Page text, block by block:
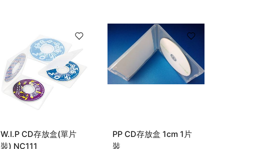
W.I.P CD存放盒(單片
裝) NC111
PP CD存放盒 1cm 1片
裝